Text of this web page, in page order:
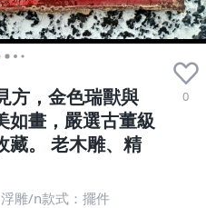
方，金色瑞獸與
如畫，嚴選古董級
藏。 老木雕、精
0
雕/n款式：擺件